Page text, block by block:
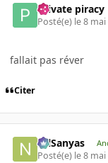
Private piracy
Posté(e) le 8
fallait pas réver
Citer
NilSanyas
Posté(e) le 8